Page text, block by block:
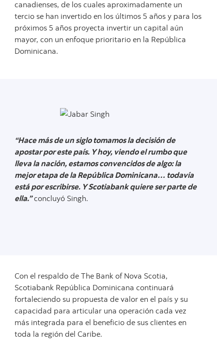
canadienses, de los cuales aproximadamente un
tercio se han invertido en los últimos 5 años y para los
próximos 5 años proyecta invertir un capital aún
mayor, con un enfoque prioritario en la República
Dominicana.
“Hace más de un siglo tomamos la decisión de
apostar por este país. Y hoy, viendo el rumbo que
lleva la nación, estamos convencidos de algo: la
mejor etapa de la República Dominicana… todavía
está por escribirse. Y Scotiabank quiere ser parte de
ella.” concluyó Singh.
Con el respaldo de The Bank of Nova Scotia,
Scotiabank República Dominicana continuará
fortaleciendo su propuesta de valor en el país y su
capacidad para articular una operación cada vez
más integrada para el beneficio de sus clientes en
toda la región del Caribe.